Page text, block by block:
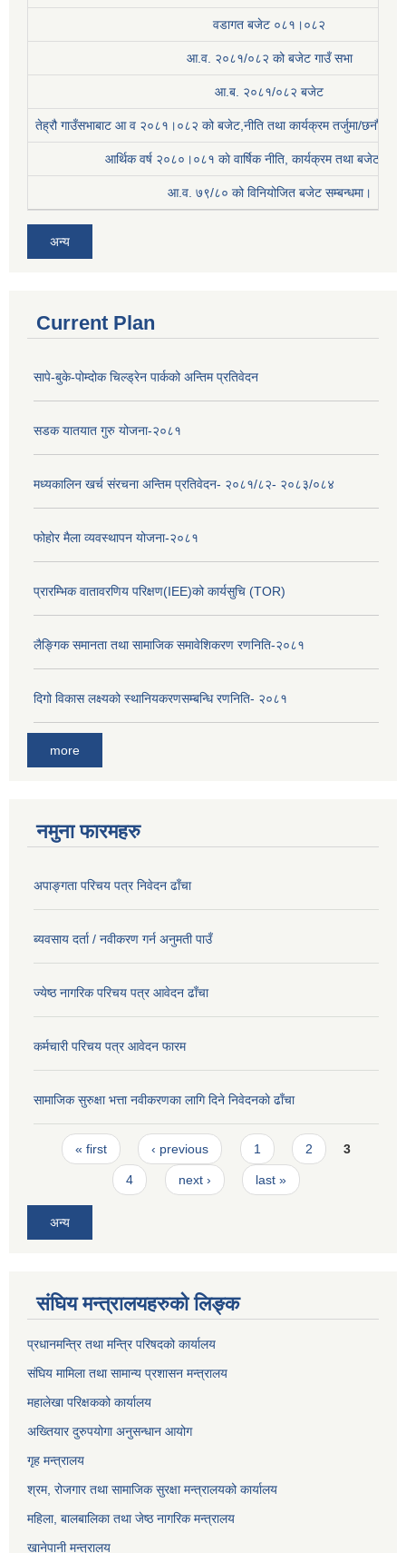
वडागत बजेट ०८१।०८२
आ.व. २०८१/०८२ को बजेट गाउँ सभा
आ.ब. २०८१/०८२ बजेट
तेह्रौ गाउँसभाबाट आ व २०८१।०८२ को बजेट,नीति तथा कार्यक्रम तर्जुमा/छनौट
आर्थिक वर्ष २०८०।०८१ काे वार्षिक नीति, कार्यक्रम तथा बजेट
आ.व. ७९/८० को विनियोजित बजेट सम्बन्धमा।
अन्य
Current Plan
सापे-बुके-पोम्दोक चिल्ड्रेन पार्कको अन्तिम प्रतिवेदन
सडक यातयात गुरु योजना-२०८१
मध्यकालिन खर्च संरचना अन्तिम प्रतिवेदन- २०८१/८२- २०८३/०८४
फोहोर मैला व्यवस्थापन योजना-२०८१
प्रारम्भिक वातावरणिय परिक्षण(IEE)को कार्यसुचि (TOR)
लैङ्‍गिक समानता तथा सामाजिक समावेशिकरण रणनिति-२०८१
दिगो विकास लक्ष्यको स्थानियकरणसम्बन्धि रणनिति- २०८१
more
नमुना फारमहरु
अपाङ्गता परिचय पत्र निवेदन ढाँचा
ब्यवसाय दर्ता / नवीकरण गर्न अनुमती पाउँ
ज्येष्ठ नागरिक परिचय पत्र आवेदन ढाँचा
कर्मचारी परिचय पत्र आवेदन फारम
सामाजिक सुरुक्षा भत्ता नवीकरणका लागि दिने निवेदनकाे ढाँचा
Pages
« first ‹ previous 1 2 3
4 next › last »
अन्य
संघिय मन्त्रालयहरुको लिङ्‍क
प्रधानमन्त्रि तथा मन्त्रि परिषदको कार्यालय
संघिय मामिला तथा सामान्य प्रशासन मन्त्रालय
महालेखा परिक्षकको कार्यालय
अख्तियार दुरुपयोगा अनुसन्धान आयोग
गृह मन्त्रालय
श्रम, रोजगार तथा सामाजिक सुरक्षा मन्त्रालयको कार्यालय
महिला, बालबालिका तथा जेष्ठ नागरिक मन्त्रालय
खानेपानी मन्त्रालय